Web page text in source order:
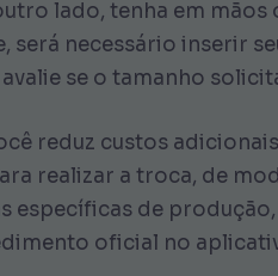
lado, tenha em
será necessário inserir
se o tamanho
reduz custos
realizar a troca, de
específicas de produção,
oficial no